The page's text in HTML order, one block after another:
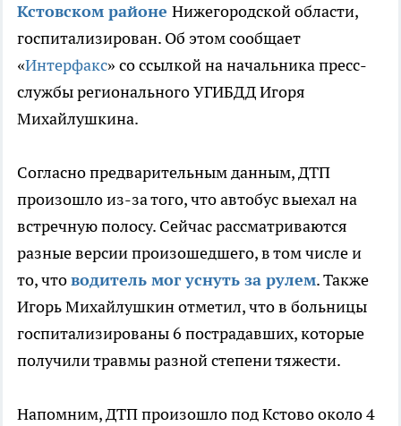
Кстовском районе Нижегородской области,
госпитализирован. Об этом сообщает
«Интерфакс» со ссылкой на начальника пресс-
службы регионального УГИБДД Игоря
Михайлушкина.
Согласно предварительным данным, ДТП
произошло из-за того, что автобус выехал на
встречную полосу. Сейчас рассматриваются
разные версии произошедшего, в том числе и
то, чтоводитель мог уснуть за рулем. Также
Игорь Михайлушкин отметил, что в больницы
госпитализированы 6 пострадавших, которые
получили травмы разной степени тяжести.
Напомним, ДТП произошло под Кстово около 4